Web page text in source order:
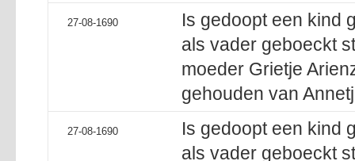
27-08-1690
Is gedoopt een kind
als vader geboeckt
moeder Grietje
gehouden van
27-08-1690
Is gedoopt een kind
als vader geboeckt